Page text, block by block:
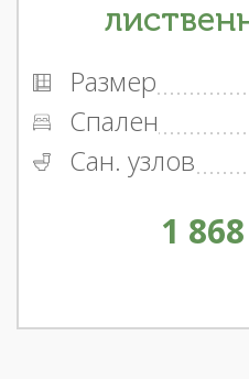
Размер
Спален
Сан. узлов
1